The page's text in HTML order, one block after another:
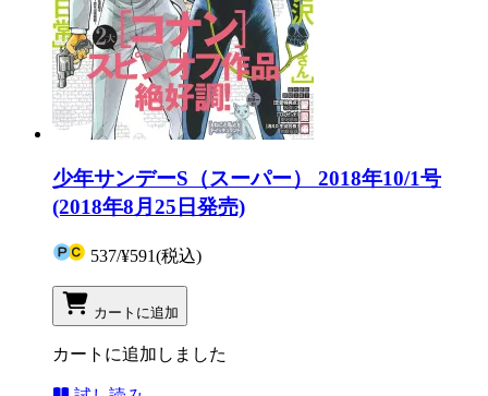
少年サンデーS（スーパー） 2018年10/1号
(2018年8月25日発売)
537/¥591(税込)
カートに追加
カートに追加しました